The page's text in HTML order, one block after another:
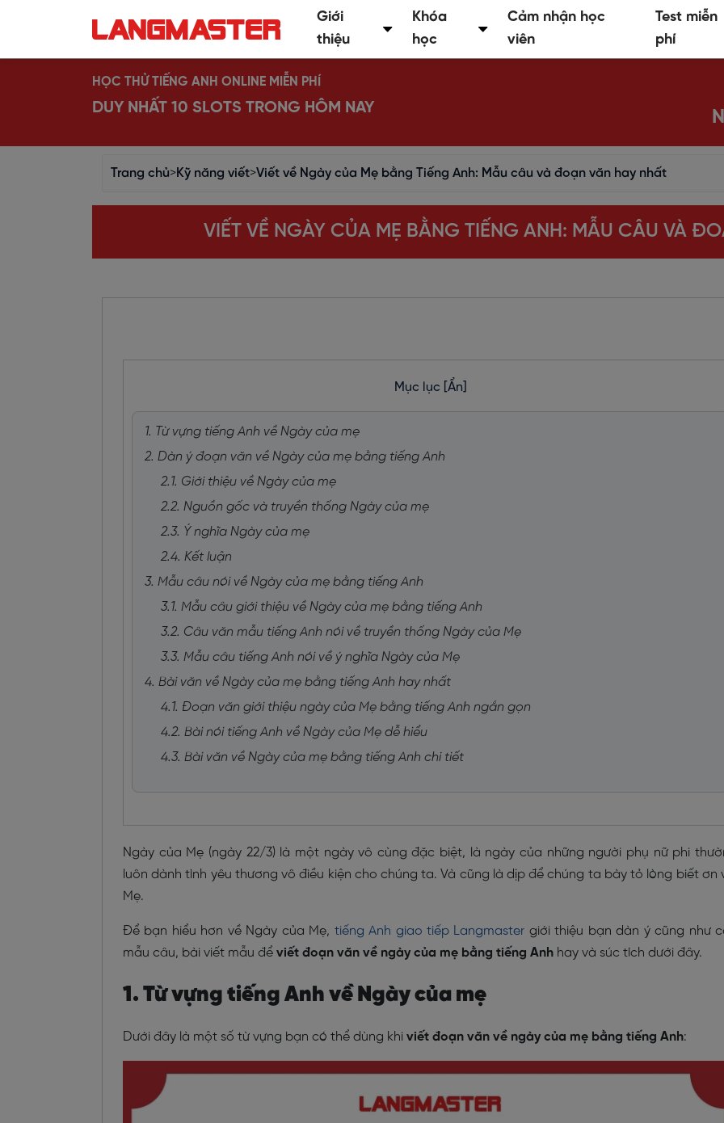
Giới
thiệu
Khóa
học
Cảm nhận học
viên
Test miễn
phí
HỌC THỬ TIẾNG ANH ONLINE MIỄN PHÍ
DUY NHẤT 10 SLOTS TRONG HÔM NAY
Trang chủ>Kỹ năng viết>Viết về Ngày của Mẹ bằng Tiếng Anh: Mẫu câu và đoạn văn hay nhất
VIẾT VỀ NGÀY CỦA MẸ BẰNG TIẾNG ANH: MẪU CÂU VÀ
Mục lục [Ẩn]
1. Từ vựng tiếng Anh về Ngày của mẹ
2. Dàn ý đoạn văn về Ngày của mẹ bằng tiếng Anh
2.1. Giới thiệu về Ngày của mẹ
2.2. Nguồn gốc và truyền thống Ngày của mẹ
2.3. Ý nghĩa Ngày của mẹ
2.4. Kết luận
3. Mẫu câu nói về Ngày của mẹ bằng tiếng Anh
3.1. Mẫu câu giới thiệu về Ngày của mẹ bằng tiếng Anh
3.2. Câu văn mẫu tiếng Anh nói về truyền thống Ngày của Mẹ
3.3. Mẫu câu tiếng Anh nói về ý nghĩa Ngày của Mẹ
4. Bài văn về Ngày của mẹ bằng tiếng Anh hay nhất
4.1. Đoạn văn giới thiệu ngày của Mẹ bằng tiếng Anh ngắn gọn
4.2. Bài nói tiếng Anh về Ngày của Mẹ dễ hiểu
4.3. Bài văn về Ngày của mẹ bằng tiếng Anh chi tiết
Ngày của Mẹ (ngày 22/3) là một ngày vô cùng đặc biệt, là ngày của những người phụ nữ phi
luôn dành tình yêu thương vô điều kiện cho chúng ta. Và cũng là dịp để chúng ta bày tỏ lòng biết ơn
Mẹ.
Để bạn hiểu hơn về Ngày của Mẹ, tiếng Anh giao tiếp Langmaster giới thiệu bạn dàn ý cũng như
mẫu câu, bài viết mẫu để viết đoạn văn về ngày của mẹ bằng tiếng Anh hay và súc tích dưới đây.
1. Từ vựng tiếng Anh về Ngày của mẹ
Dưới đây là một số từ vựng bạn có thể dùng khi viết đoạn văn về ngày của mẹ bằng tiếng Anh: